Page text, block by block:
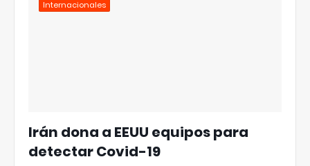
Internacionales
Irán dona a EEUU equipos para
detectar Covid-19